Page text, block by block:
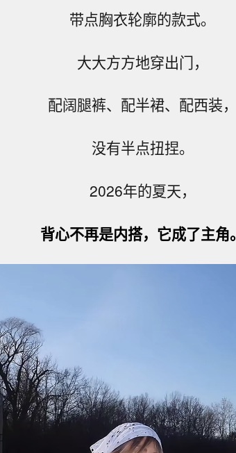
带点胸衣轮廓的款式。
大大方方地穿出门，
配阔腿裤、配半裙、配西装，
没有半点扭捏。
2026年的夏天，
背心不再是内搭，它成了主角。